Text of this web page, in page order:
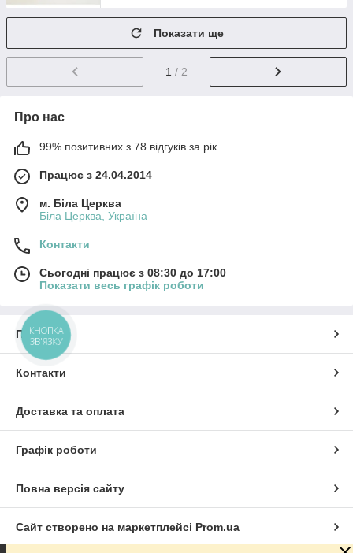
Показати ще
1 / 2
Про нас
99% позитивних з 78 відгуків за рік
Працює з 24.04.2014
м. Біла Церква
Біла Церква, Україна
Контакти
Сьогодні працює з 08:30 до 17:00
Показати весь графік роботи
Про нас
Контакти
Доставка та оплата
Графік роботи
Повна версія сайту
Сайт створено на маркетплейсі Prom.ua
КНОПКА
ЗВ'ЯЗКУ